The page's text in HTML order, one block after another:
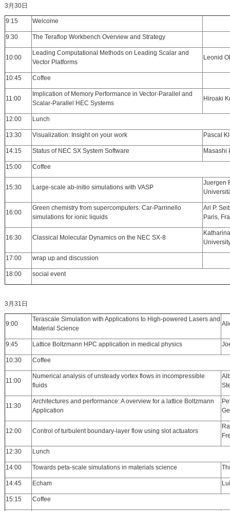
3月30日
9:15 Welcome
9:30 The Teraflop Workbench Overview and Strategy
10:00
Leading Computational Methods on Leading Scalar and
Vector Platforms
Leonid
10:45 Coffee
11:00
Implication of Memory Performance in Vector-Parallel and
Scalar-Parallel HEC Systems
Hiroaki
12:00 Lunch
13:30 Visualization: Insight on your work Pascal
14:15 Status of NEC SX System Software Masashi
15:00 Coffee
15:30 Large-scale ab-initio simulations with VASP
Juergen
16:00
Green chemistry from supercomputers: Car-Parrinello
simulations for ionic liquids
Ari P.
Paris,
16:30 Classical Molecular Dynamics on the NEC SX-8
17:00 wrap up and discussion
18:00 social event
3月31日
9:00
Terascale Simulation with Applications to High-powered Lasers and
Material Science
9:45 Lattice Boltzmann HPC application in medical physics
10:30 Coffee
11:00
Numerical analysis of unsteady vortex flows in incompressible
fluids
11:30
Architectures and performance: A overview for a lattice Boltzmann
Application
12:00 Control of turbulent boundary-layer flow using slot actuators
12:30 Lunch
14:00 Towards peta-scale simulations in materials science
14:45 Echam
15:15 Coffee